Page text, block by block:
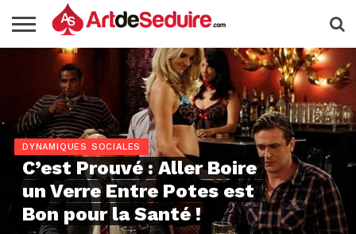
DYNAMIQUES SOCIALES
C’est Prouvé : Aller Boire
un Verre Entre Potes est
Bon pour la Santé !